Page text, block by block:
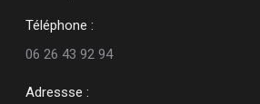
Téléphone :
06 26 43 92 94
Adressse :